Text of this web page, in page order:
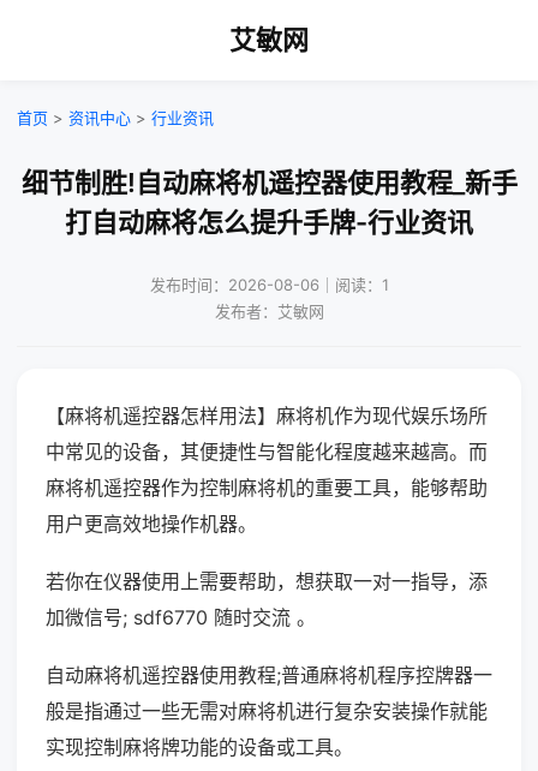
艾敏网
首页 > 资讯中心 > 行业资讯
细节制胜!自动麻将机遥控器使用教程_新手
打自动麻将怎么提升手牌-行业资讯
发布时间：2026-08-06｜阅读：1
发布者：艾敏网
【麻将机遥控器怎样用法】麻将机作为现代娱乐场所
中常见的设备，其便捷性与智能化程度越来越高。而
麻将机遥控器作为控制麻将机的重要工具，能够帮助
用户更高效地操作机器。
若你在仪器使用上需要帮助，想获取一对一指导，添
加微信号; sdf6770 随时交流 。
自动麻将机遥控器使用教程;普通麻将机程序控牌器一
般是指通过一些无需对麻将机进行复杂安装操作就能
实现控制麻将牌功能的设备或工具。